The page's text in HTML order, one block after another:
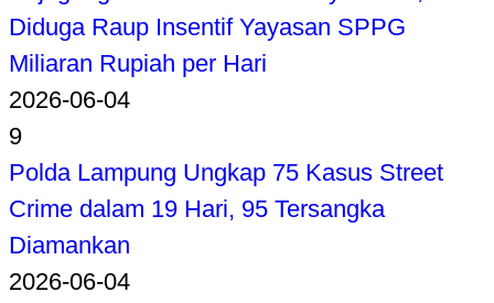
Diduga Raup Insentif Yayasan SPPG
Miliaran Rupiah per Hari
2026-06-04
9
Polda Lampung Ungkap 75 Kasus Street
Crime dalam 19 Hari, 95 Tersangka
Diamankan
2026-06-04